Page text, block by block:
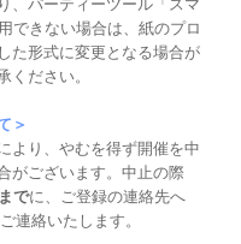
、パーティーツール「スマ
できない場合は、紙のプロ
た形式に変更となる場合が
ください。
＞
より、やむを得ず開催を中
がございます。中止の際
でに、ご登録の連絡先へ
連絡いたします。